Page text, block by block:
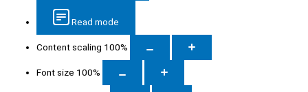
Read mode
Content scaling 100%
Font size 100%